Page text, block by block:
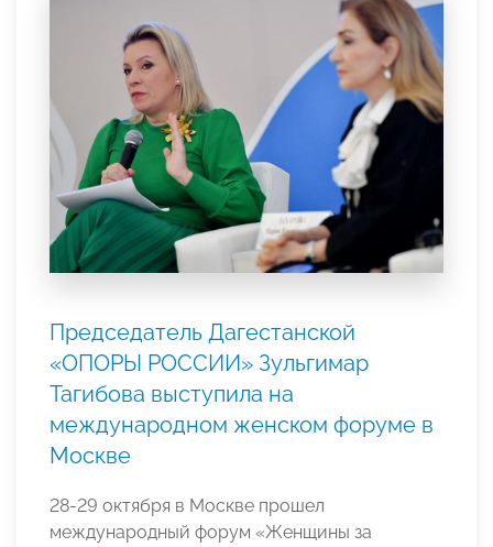
Председатель Дагестанской
«ОПОРЫ РОССИИ» Зульгимар
Тагибова выступила на
международном женском форуме в
Москве
28-29 октября в Москве прошел
международный форум «Женщины за